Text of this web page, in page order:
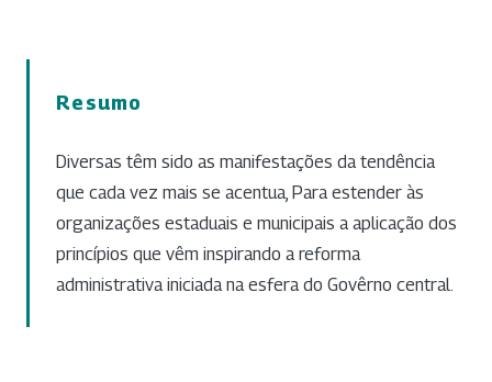
Resumo
Diversas têm sido as manifestações da tendência
que cada vez mais se acentua, Para estender às
organizações estaduais e municipais a aplicação dos
princípios que vêm inspirando a reforma
administrativa iniciada na esfera do Govêrno central.